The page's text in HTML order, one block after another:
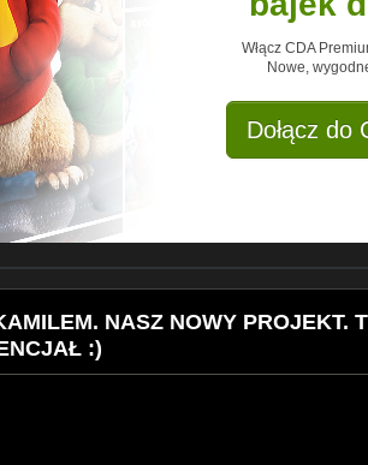
Włącz CDA
Nowe,
Dołącz do
NASZ NOWY PROJEKT.
:)